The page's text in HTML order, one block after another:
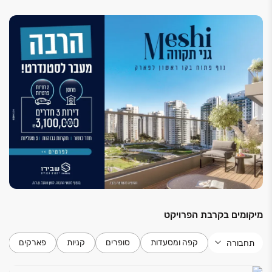
בממ"ד דלת ביטחון + דלת עץ פנימית
אינטרקום מסך בכניסה לדירה
תריסי גלילה חשמליים בכל הדירה (למעט ממ"ד וחדרי
חימום מים: באמצעות אנרגיה סולארית + דוד חשמל
לובי יוקרתי בחלל גבוה מעוצב מרוהט עי המעצב עודד
חלף
3 מעליות מפוארות לכל בניין, כולל מסך דיגיטלי במעלית
חדר כושר מאובזר וממוזג הכולל מטבחון ושירותים
שוט אשפה קומתי מקומה 1 ועד קומה 14
מחסן לכל דירה
מיקומים בקרבת הפרויקט
תחבורה קפה ומסעדות סופרים קניות פארקים